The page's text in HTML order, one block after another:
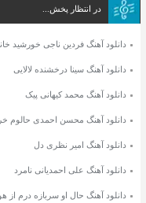
در انتظار پخش...
دانلود آهنگ فردین ناجی خورشید
دانلود آهنگ سینا درخشنده لالایی
دانلود آهنگ محمد کیهانی پیک
دانلود آهنگ محسن احمدی حالوم
دانلود آهنگ امیر نظری دل
دانلود آهنگ علی احمدیانی نامرد
دانلود آهنگ حال او سربازه درم از